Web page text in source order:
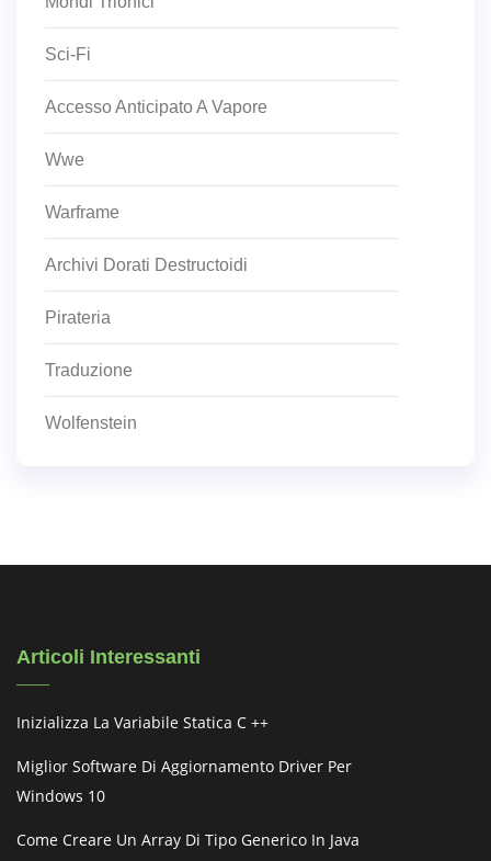
Sci-Fi
Accesso Anticipato A Vapore
Wwe
Warframe
Archivi Dorati Destructoidi
Pirateria
Traduzione
Wolfenstein
Articoli Interessanti
Inizializza La Variabile Statica C ++
Miglior Software Di Aggiornamento Driver Per
Windows 10
Come Creare Un Array Di Tipo Generico In Java